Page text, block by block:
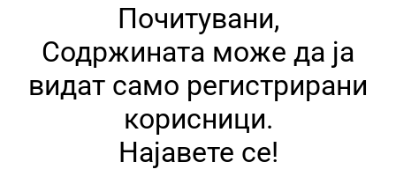
Почитувани,
Содржината може да ја
видат само регистрирани
корисници.
Најавете се!